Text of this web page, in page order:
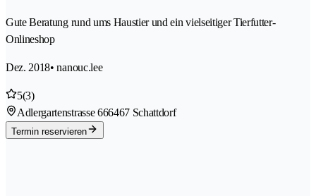
Gute Beratung rund ums Haustier und ein vielseitiger Tierfutter-
Onlineshop
Dez. 2018• nanouc.lee
5(3)
Adlergartenstrasse 666467 Schattdorf
Termin reservieren